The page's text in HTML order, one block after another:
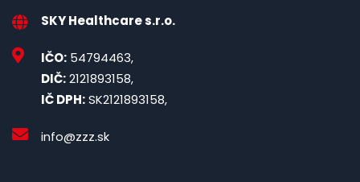
SKY Healthcare s.r.o.
IČO: 54794463,
DIČ:2121893158,
IČ DPH:SK2121893158,
info@zzz.sk